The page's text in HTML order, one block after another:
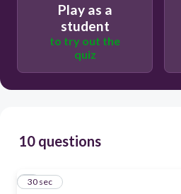
Play as a
student
to try out the
quiz
10 questions
1
30 sec